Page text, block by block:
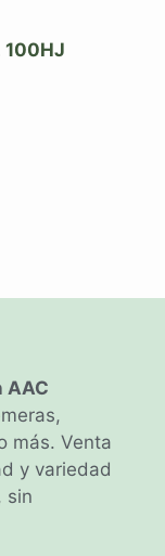
100HJ
AAC
más. Venta
y variedad
sin